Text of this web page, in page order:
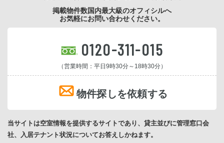
掲載物件数国内最大級のオフィシルへ
お気軽にお問い合わせください。
0120-311-015
（営業時間：平日9時30分～18時30分）
物件探しを依頼する
当サイトは空室情報を提供するサイトであり、貸主並びに管理窓口会
社、入居テナント状況についてお答えしかねます。